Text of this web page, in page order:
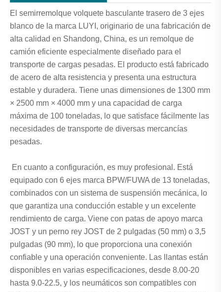
El semirremolque volquete basculante trasero de 3 ejes
blanco de la marca LUYI, originario de una fabricación de
alta calidad en Shandong, China, es un remolque de
camión eficiente especialmente diseñado para el
transporte de cargas pesadas. El producto está fabricado
de acero de alta resistencia y presenta una estructura
estable y duradera. Tiene unas dimensiones de 1300 mm
× 2500 mm × 4000 mm y una capacidad de carga
máxima de 100 toneladas, lo que satisface fácilmente las
necesidades de transporte de diversas mercancías
pesadas.
En cuanto a configuración, es muy profesional. Está
equipado con 6 ejes marca BPW/FUWA de 13 toneladas,
combinados con un sistema de suspensión mecánica, lo
que garantiza una conducción estable y un excelente
rendimiento de carga. Viene con patas de apoyo marca
JOST y un perno rey JOST de 2 pulgadas (50 mm) o 3,5
pulgadas (90 mm), lo que proporciona una conexión
confiable y una operación conveniente. Las llantas están
disponibles en varias especificaciones, desde 8.00-20
hasta 9.0-22.5, y los neumáticos son compatibles con